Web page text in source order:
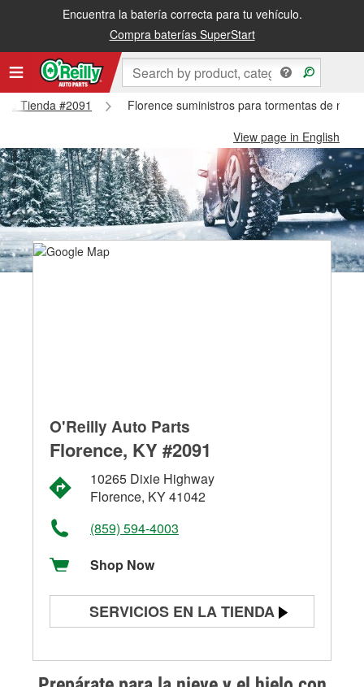
Encuentra la batería correcta para tu vehículo.
Compra baterías SuperStart
Tienda #2091
Florence suministros para tormentas de
View page in English
O'Reilly Auto Parts
Florence, KY #2091
10265 Dixie Highway
Florence, KY 41042
(859) 594-4003
Shop Now
SERVICIOS EN LA TIENDA
Prueba de alternadores y